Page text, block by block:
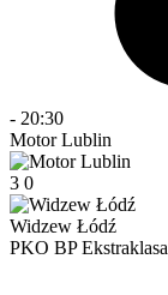
- 20:30
Motor Lublin
3 0
Widzew Łódź
PKO BP Ekstraklasa